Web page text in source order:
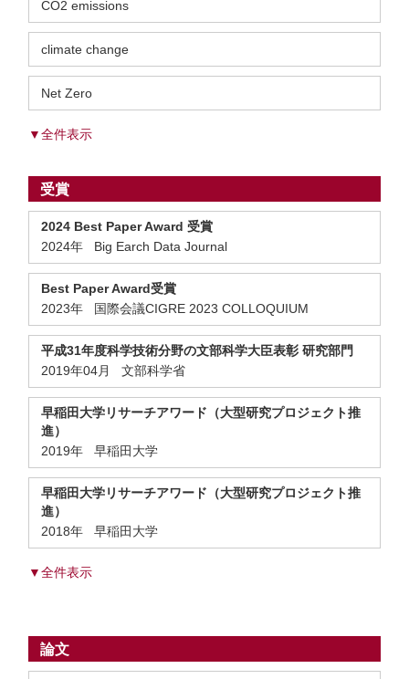
CO2 emissions
climate change
Net Zero
▼全件表示
受賞
2024 Best Paper Award 受賞
2024年 Big Earch Data Journal
Best Paper Award受賞
2023年 国際会議CIGRE 2023 COLLOQUIUM
平成31年度科学技術分野の文部科学大臣表彰 研究部門
2019年04月 文部科学省
早稲田大学リサーチアワード（大型研究プロジェクト推
進）
2019年 早稲田大学
早稲田大学リサーチアワード（大型研究プロジェクト推
進）
2018年 早稲田大学
▼全件表示
論文